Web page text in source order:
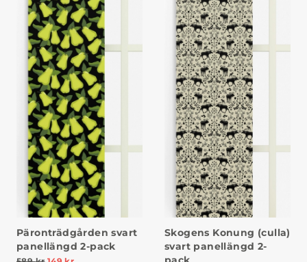
Päronträdgården svart
panellängd 2-pack
Skogens Konung (culla)
svart panellängd 2-